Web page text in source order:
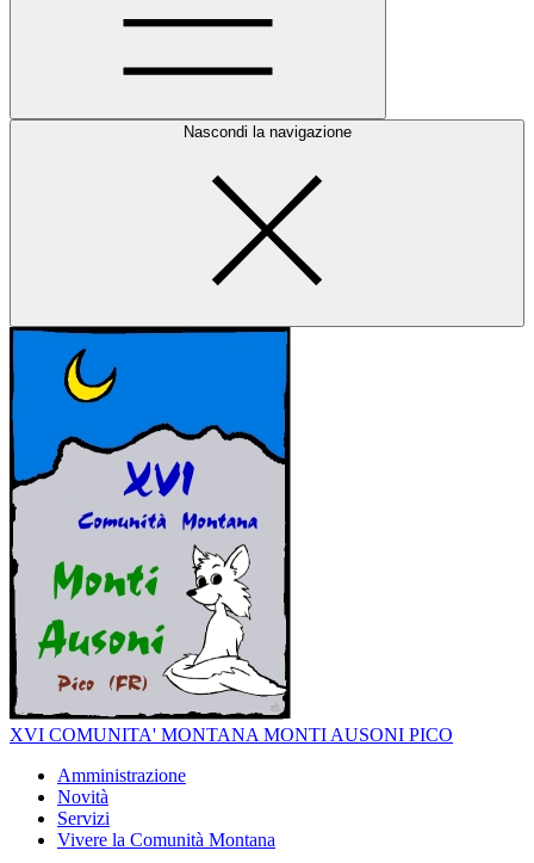
Nascondi la navigazione
XVI COMUNITA' MONTANA MONTI AUSONI PICO
Amministrazione
Novità
Servizi
Vivere la Comunità Montana